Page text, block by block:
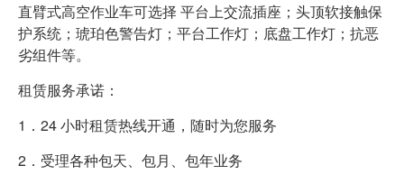
直臂式高空作业车可选择 平台上交流插座；头顶软接触保
护系统；琥珀色警告灯；平台工作灯；底盘工作灯；抗恶
劣组件等。
租赁服务承诺：
1．24 小时租赁热线开通，随时为您服务
2．受理各种包天、包月、包年业务